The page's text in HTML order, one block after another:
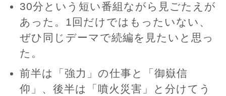
30分という短い番組ながら見ごたえが
あった。1回だけではもったいない、
ぜひ同じデーマで続編を見たいと思っ
た。
前半は「強力」の仕事と「御嶽信
仰」、後半は「噴火災害」と分けてう